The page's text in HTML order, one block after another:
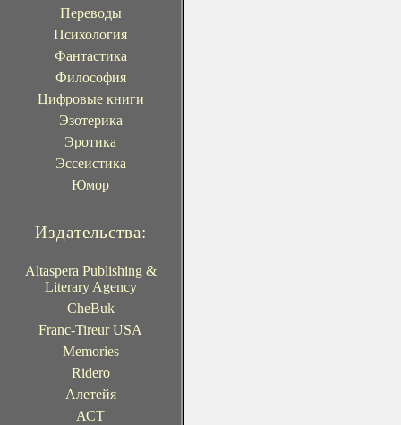
Переводы
Психология
Фантастика
Философия
Цифровые книги
Эзотерика
Эротика
Эссеистика
Юмор
Издательства:
Altaspera Publishing &
Literary Agency
CheBuk
Franc-Tireur USA
Memories
Ridero
Алетейя
АСТ